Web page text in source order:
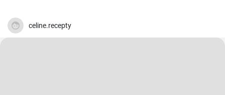
celine.recepty